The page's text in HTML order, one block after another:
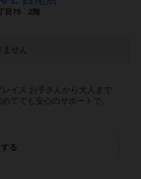
目79 2階
せん
イス お子さんから大人まで
てでも安心のサポートで、
る